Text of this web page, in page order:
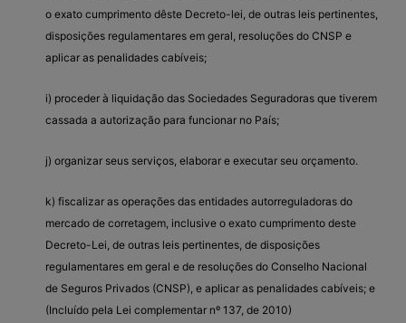
o exato cumprimento dêste Decreto-lei, de outras leis pertinentes,
disposições regulamentares em geral, resoluções do CNSP e
aplicar as penalidades cabíveis;
i) proceder à liquidação das Sociedades Seguradoras que tiverem
cassada a autorização para funcionar no País;
j) organizar seus serviços, elaborar e executar seu orçamento.
k) fiscalizar as operações das entidades autorreguladoras do
mercado de corretagem, inclusive o exato cumprimento deste
Decreto-Lei, de outras leis pertinentes, de disposições
regulamentares em geral e de resoluções do Conselho Nacional
de Seguros Privados (CNSP), e aplicar as penalidades cabíveis; e
(Incluído pela Lei complementar nº 137, de 2010)